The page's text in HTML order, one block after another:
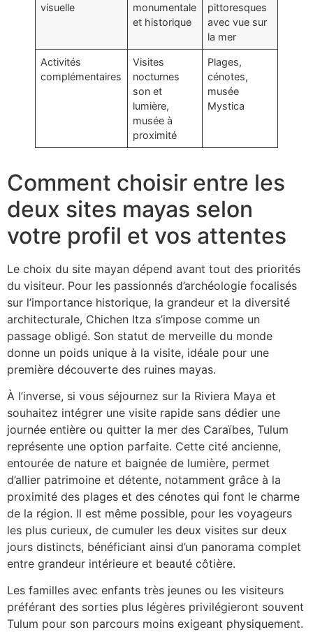
visuelle
monumentale
et historique
pittoresques
avec vue sur
la mer
Activités
complémentaires
Visites
nocturnes
son et
lumière,
musée à
proximité
Plages,
cénotes,
musée
Mystica
Comment choisir entre les
deux sites mayas selon
votre profil et vos attentes
Le choix du site mayan dépend avant tout des priorités
du visiteur. Pour les passionnés d’archéologie focalisés
sur l’importance historique, la grandeur et la diversité
architecturale, Chichen Itza s’impose comme un
passage obligé. Son statut de merveille du monde
donne un poids unique à la visite, idéale pour une
première découverte des ruines mayas.
À l’inverse, si vous séjournez sur la Riviera Maya et
souhaitez intégrer une visite rapide sans dédier une
journée entière ou quitter la mer des Caraïbes, Tulum
représente une option parfaite. Cette cité ancienne,
entourée de nature et baignée de lumière, permet
d’allier patrimoine et détente, notamment grâce à la
proximité des plages et des cénotes qui font le charme
de la région. Il est même possible, pour les voyageurs
les plus curieux, de cumuler les deux visites sur deux
jours distincts, bénéficiant ainsi d’un panorama complet
entre grandeur intérieure et beauté côtière.
Les familles avec enfants très jeunes ou les visiteurs
préférant des sorties plus légères privilégieront souvent
Tulum pour son parcours moins exigeant physiquement.